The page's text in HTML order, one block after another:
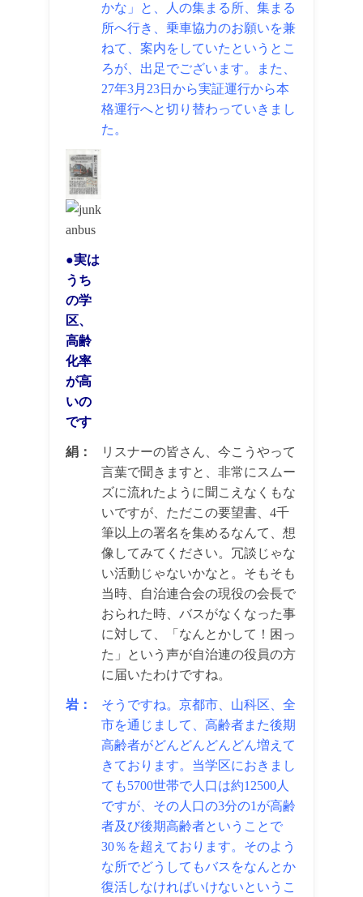
かな」と、人の集まる所、集まる
所へ行き、乗車協力のお願いを兼
ねて、案内をしていたというとこ
ろが、出足でございます。また、
27年3月23日から実証運行から本
格運行へと切り替わっていきまし
た。
●実は
うち
の学
区、
高齢
化率
が高
いの
です
絹：
リスナーの皆さん、今こうやって
言葉で聞きますと、非常にスムー
ズに流れたように聞こえなくもな
いですが、ただこの要望書、4千
筆以上の署名を集めるなんて、想
像してみてください。冗談じゃな
い活動じゃないかなと。そもそも
当時、自治連合会の現役の会長で
おられた時、バスがなくなった事
に対して、「なんとかして！困っ
た」という声が自治連の役員の方
に届いたわけですね。
岩：
そうですね。京都市、山科区、全
市を通じまして、高齢者また後期
高齢者がどんどんどんどん増えて
きております。当学区におきまし
ても5700世帯で人口は約12500人
ですが、その人口の3分の1が高齢
者及び後期高齢者ということで
30％を超えております。そのよう
な所でどうしてもバスをなんとか
復活しなければいけないというこ